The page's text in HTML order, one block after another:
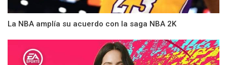
La NBA amplía su acuerdo con la saga NBA 2K